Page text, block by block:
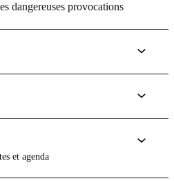
dangereuses provocations
et agenda